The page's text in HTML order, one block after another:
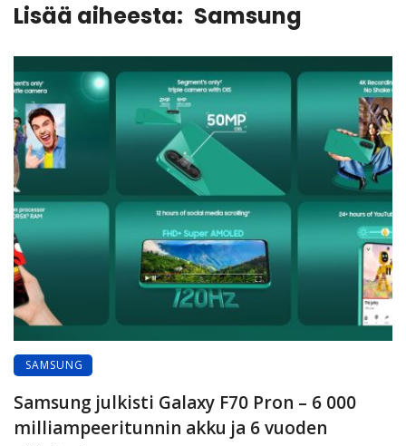
Lisää aiheesta: Samsung
SAMSUNG
Samsung julkisti Galaxy F70 Pron – 6 000
milliampeeritunnin akku ja 6 vuoden